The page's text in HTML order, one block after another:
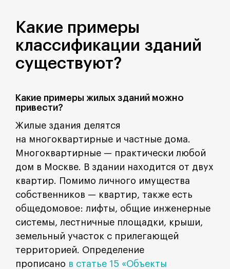
Какие примеры
классификации зданий
существуют?
Какие примеры жилых зданий можно
привести?
Жилые здания делятся
на многоквартирные и частные дома.
Многоквартирные — практически любой
дом в Москве. В здании находится от двух
квартир. Помимо личного имущества
собственников — квартир, также есть
общедомовое: лифты, общие инженерные
системы, лестничные площадки, крыши,
земельный участок с прилегающей
территорией. Определение
прописано в статье 15 «Объекты